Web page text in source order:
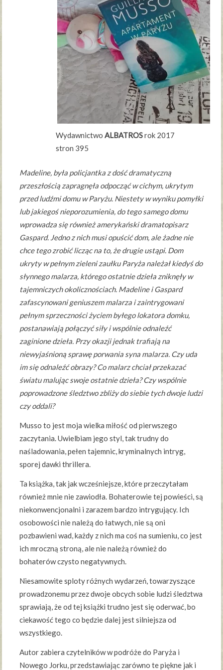
Wydawnictwo ALBATROSrok 2017
stron 395
Madeline, była policjantka z dość dramatyczną
przeszłością zapragnęła odpocząć w cichym, ukrytym
przed ludźmi domu w Paryżu. Niestety w wyniku pomyłki
lub jakiegoś nieporozumienia, do tego samego domu
wprowadza się również amerykański dramatopisarz
Gaspard. Jedno z nich musi opuścić dom, ale żadne nie
chce tego zrobić licząc na to, że drugie ustąpi. Dom
ukryty w pełnym zieleni zaułku Paryża należał kiedyś do
słynnego malarza, którego ostatnie dzieła zniknęły w
tajemniczych okolicznościach. Madeline i Gaspard
zafascynowani geniuszem malarza i zaintrygowani
pełnym sprzeczności życiem byłego lokatora domku,
postanawiają połączyć siły i wspólnie odnaleźć
zaginione dzieła. Przy okazji jednak trafiają na
niewyjaśnioną sprawę porwania syna malarza. Czy uda
im się odnaleźć obrazy? Co malarz chciał przekazać
światu malując swoje ostatnie dzieła? Czy wspólnie
poprowadzone śledztwo zbliży do siebie tych dwoje ludzi
czy oddali?
Musso to jest moja wielka miłość od pierwszego
zaczytania. Uwielbiam jego styl, tak trudny do
naśladowania, pełen tajemnic, kryminalnych intryg,
sporej dawki thrillera.
Ta książka, tak jak wcześniejsze, które przeczytałam
również mnie nie zawiodła. Bohaterowie tej powieści, są
niekonwencjonalni i zarazem bardzo intrygujący. Ich
osobowości nie należą do łatwych, nie są oni
pozbawieni wad, każdy z nich ma coś na sumieniu, co jest
ich mroczną stroną, ale nie należą również do
bohaterów czysto negatywnych.
Niesamowite sploty różnych wydarzeń, towarzyszące
prowadzonemu przez dwoje obcych sobie ludzi śledztwa
sprawiają, że od tej książki trudno jest się oderwać, bo
ciekawość tego co będzie dalej jest silniejsza od
wszystkiego.
Autor zabiera czytelników w podróże do Paryża i
Nowego Jorku, przedstawiając zarówno te piękne jak i